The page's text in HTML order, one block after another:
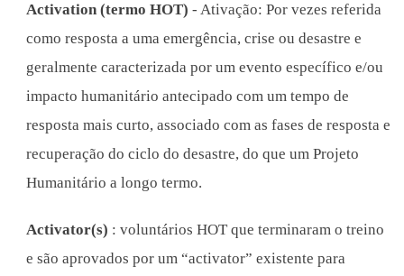
Activation (termo HOT) - Ativação: Por vezes referida
como resposta a uma emergência, crise ou desastre e
geralmente caracterizada por um evento específico e/ou
impacto humanitário antecipado com um tempo de
resposta mais curto, associado com as fases de resposta e
recuperação do ciclo do desastre, do que um Projeto
Humanitário a longo termo.
Activator(s) : voluntários HOT que terminaram o treino
e são aprovados por um “activator” existente para